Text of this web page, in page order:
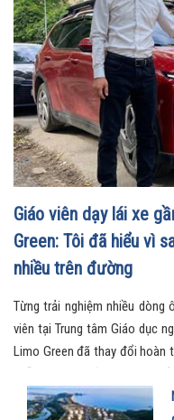
Giáo viên dạy lái xe
Green: Tôi đã hiểu vì
nhiều trên đường
Từng trải nghiệm nhiều dòng
viên tại Trung tâm Giáo dục
Limo Green đã thay đổi hoàn
mẫu MPV điện vừa trở